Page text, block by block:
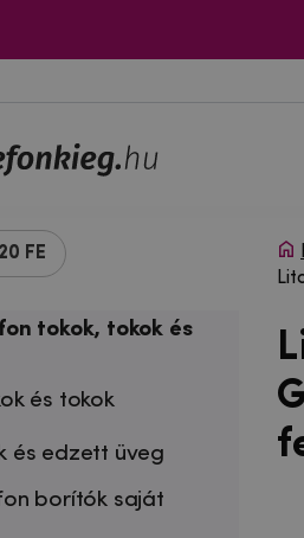
FE
tokok, tokok és
és tokok
és edzett üveg
borítók saját